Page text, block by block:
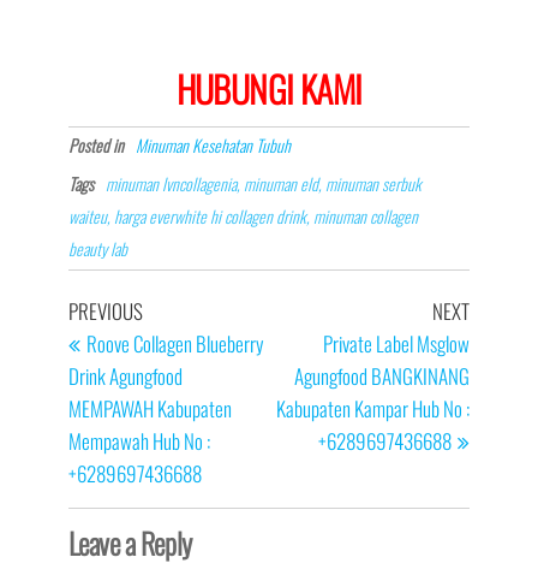
HUBUNGI KAMI
Posted in Minuman Kesehatan Tubuh
Tags minuman lvncollagenia, minuman eld, minuman serbuk
waiteu, harga everwhite hi collagen drink, minuman collagen
beauty lab
Post
navigation
Previous
Post
PREVIOUS
Roove Collagen Blueberry
Drink Agungfood
MEMPAWAH Kabupaten
Mempawah Hub No :
+6289697436688
Next
Post
NEXT
Private Label Msglow
Agungfood BANGKINANG
Kabupaten Kampar Hub No :
+6289697436688
Leave a Reply